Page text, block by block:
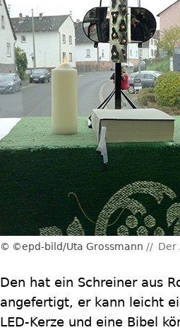
©epd-bild/Uta Grossmann Der
Den hat ein Schreiner aus
angefertigt, er kann leicht
LED-Kerze und eine Bibel